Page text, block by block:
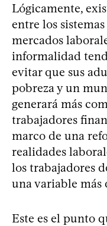
Lógicamente,
entre los
mercados
informalidad
evitar que sus
pobreza y un
generará más
trabajadores
marco de una
realidades
los trabajadores
una variable más
Este es el punto